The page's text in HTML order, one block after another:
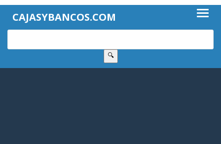
CAJASYBANCOS.COM
🔍